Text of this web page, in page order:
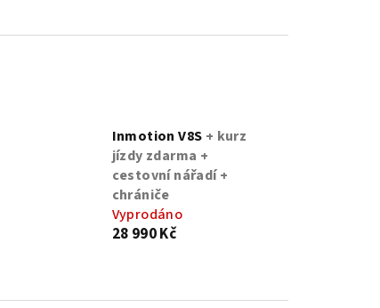
Inmotion V8S + kurz
jízdy zdarma +
cestovní nářadí +
chrániče
Vyprodáno
28 990 Kč